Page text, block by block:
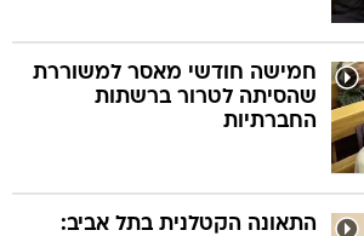
חמישה חודשי מאסר למשוררת
שהסיתה לטרור ברשתות
החברתיות
התאונה הקטלנית בתל אביב: